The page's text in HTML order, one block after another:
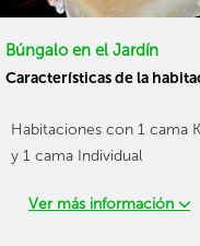
Búngalo en el Jardín
Características de la
Habitaciones con 1 cama
y 1 cama Individual
Ver más información